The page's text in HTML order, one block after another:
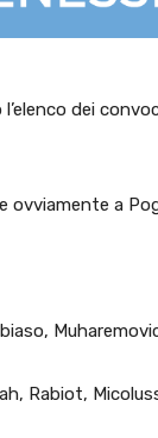
dei
ovviamente a
Rabiot,